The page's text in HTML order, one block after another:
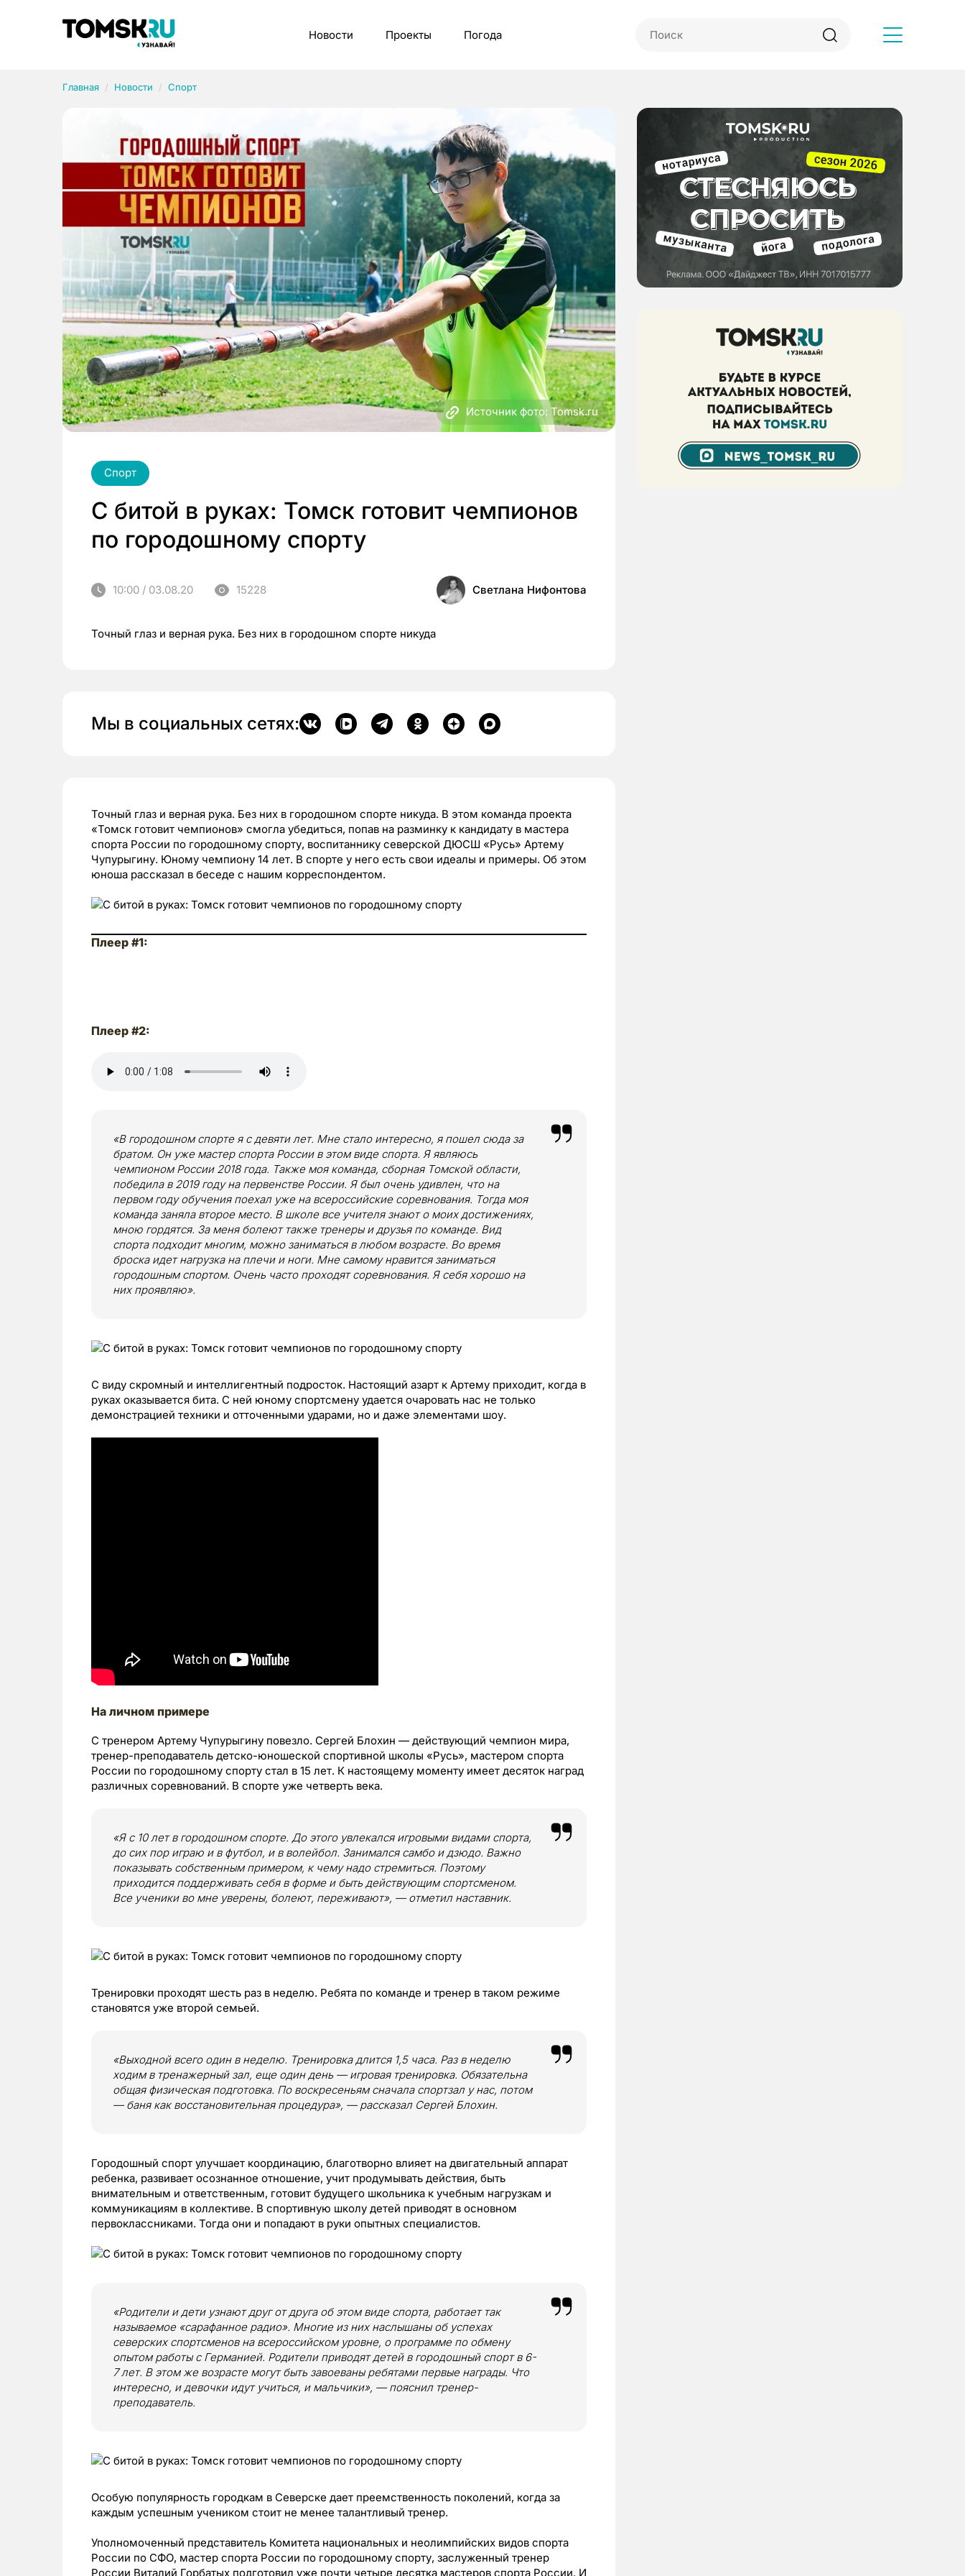
Новости Проекты Погода
Главная Новости Спорт
Источник фото: Tomsk.ru
Спорт
С битой в руках: Томск готовит чемпионов
по городошному спорту
10:00 / 03.08.20 15228 Светлана Нифонтова
Точный глаз и верная рука. Без них в городошном спорте никуда
Мы в социальных сетях:
Точный глаз и верная рука. Без них в городошном спорте никуда. В этом команда проекта
«Томск готовит чемпионов» смогла убедиться, попав на разминку к кандидату в мастера
спорта России по городошному спорту, воспитаннику северской ДЮСШ «Русь» Артему
Чупурыгину. Юному чемпиону 14 лет. В спорте у него есть свои идеалы и примеры. Об этом
юноша рассказал в беседе с нашим корреспондентом.
Плеер #1:
Плеер #2:
«В городошном спорте я с девяти лет. Мне стало интересно, я пошел сюда за
братом. Он уже мастер спорта России в этом виде спорта. Я являюсь
чемпионом России 2018 года. Также моя команда, сборная Томской области,
победила в 2019 году на первенстве России. Я был очень удивлен, что на
первом году обучения поехал уже на всероссийские соревнования. Тогда моя
команда заняла второе место. В школе все учителя знают о моих достижениях,
мною гордятся. За меня болеют также тренеры и друзья по команде. Вид
спорта подходит многим, можно заниматься в любом возрасте. Во время
броска идет нагрузка на плечи и ноги. Мне самому нравится заниматься
городошным спортом. Очень часто проходят соревнования. Я себя хорошо на
них проявляю».
С виду скромный и интеллигентный подросток. Настоящий азарт к Артему приходит, когда в
руках оказывается бита. С ней юному спортсмену удается очаровать нас не только
демонстрацией техники и отточенными ударами, но и даже элементами шоу.
На личном примере
С тренером Артему Чупурыгину повезло. Сергей Блохин — действующий чемпион мира,
тренер-преподаватель детско-юношеской спортивной школы «Русь», мастером спорта
России по городошному спорту стал в 15 лет. К настоящему моменту имеет десяток наград
различных соревнований. В спорте уже четверть века.
«Я с 10 лет в городошном спорте. До этого увлекался игровыми видами спорта,
до сих пор играю и в футбол, и в волейбол. Занимался самбо и дзюдо. Важно
показывать собственным примером, к чему надо стремиться. Поэтому
приходится поддерживать себя в форме и быть действующим спортсменом.
Все ученики во мне уверены, болеют, переживают», — отметил наставник.
Тренировки проходят шесть раз в неделю. Ребята по команде и тренер в таком режиме
становятся уже второй семьей.
«Выходной всего один в неделю. Тренировка длится 1,5 часа. Раз в неделю
ходим в тренажерный зал, еще один день — игровая тренировка. Обязательна
общая физическая подготовка. По воскресеньям сначала спортзал у нас, потом
— баня как восстановительная процедура», — рассказал Сергей Блохин.
Городошный спорт улучшает координацию, благотворно влияет на двигательный аппарат
ребенка, развивает осознанное отношение, учит продумывать действия, быть
внимательным и ответственным, готовит будущего школьника к учебным нагрузкам и
коммуникациям в коллективе. В спортивную школу детей приводят в основном
первоклассниками. Тогда они и попадают в руки опытных специалистов.
«Родители и дети узнают друг от друга об этом виде спорта, работает так
называемое «сарафанное радио». Многие из них наслышаны об успехах
северских спортсменов на всероссийском уровне, о программе по обмену
опытом работы с Германией. Родители приводят детей в городошный спорт в 6-
7 лет. В этом же возрасте могут быть завоеваны ребятами первые награды. Что
интересно, и девочки идут учиться, и мальчики», — пояснил тренер-
преподаватель.
Особую популярность городкам в Северске дает преемственность поколений, когда за
каждым успешным учеником стоит не менее талантливый тренер.
Уполномоченный представитель Комитета национальных и неолимпийских видов спорта
России по СФО, мастер спорта России по городошному спорту, заслуженный тренер
России Виталий Горбатых подготовил уже почти четыре десятка мастеров спорта России. И
Рубрики